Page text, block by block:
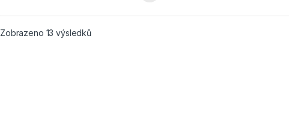
Zobrazeno 13 výsledkůSeřazeno od nejnovějších